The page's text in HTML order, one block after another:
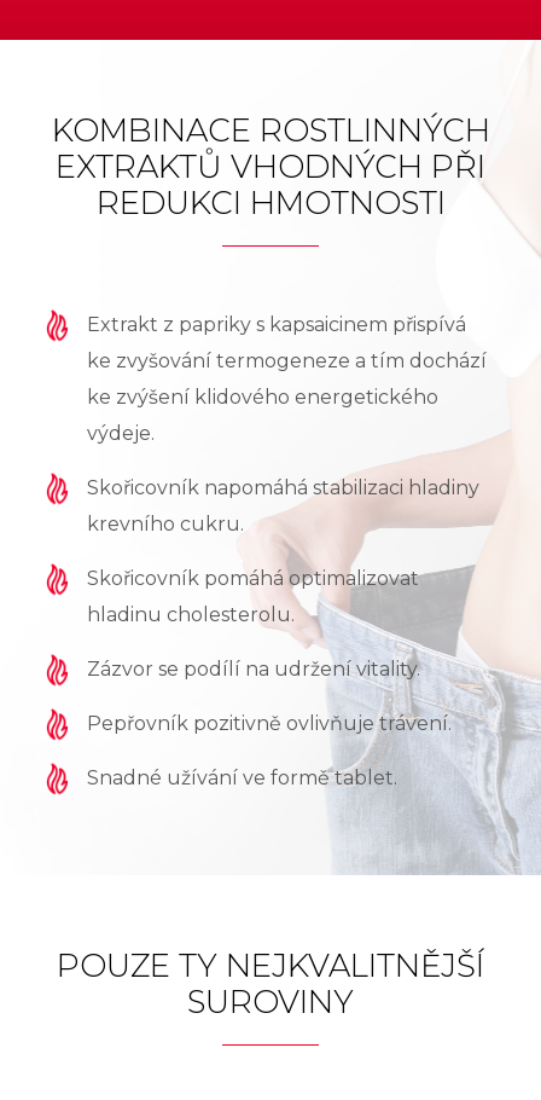
KOMBINACE ROSTLINNÝCH
EXTRAKTŮ VHODNÝCH PŘI
REDUKCI HMOTNOSTI
Extrakt z papriky s kapsaicinem přispívá
ke zvyšování termogeneze a tím dochází
ke zvýšení klidového energetického
výdeje.
Skořicovník napomáhá stabilizaci hladiny
krevního cukru.
Skořicovník pomáhá optimalizovat
hladinu cholesterolu.
Zázvor se podílí na udržení vitality.
Pepřovník pozitivně ovlivňuje trávení.
Snadné užívání ve formě tablet.
POUZE TY NEJKVALITNĚJŠÍ
SUROVINY